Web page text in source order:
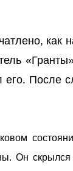
как
После
Он